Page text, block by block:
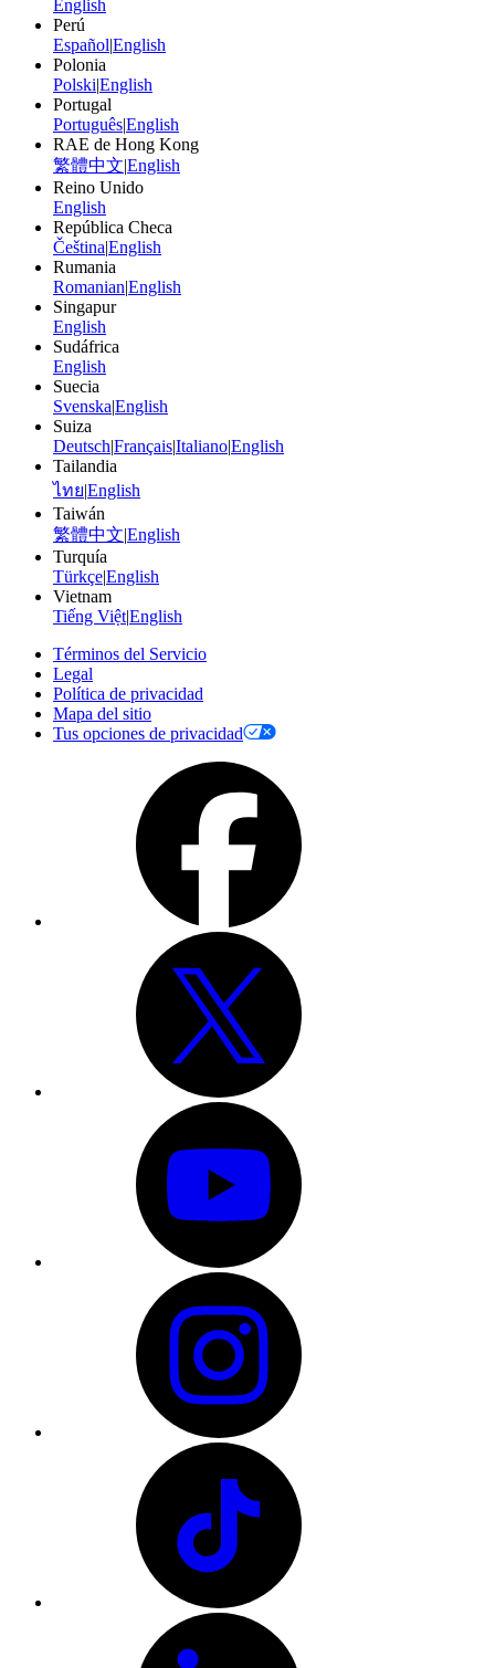
English
Perú
Español|English
Polonia
Polski|English
Portugal
Português|English
RAE de Hong Kong
繁體中文|English
Reino Unido
English
República Checa
Čeština|English
Rumania
Romanian|English
Singapur
English
Sudáfrica
English
Suecia
Svenska|English
Suiza
Deutsch|Français|Italiano|English
Tailandia
ไทย|English
Taiwán
繁體中文|English
Turquía
Türkçe|English
Vietnam
Tiếng Việt|English
Términos del Servicio
Legal
Política de privacidad
Mapa del sitio
Tus opciones de privacidad